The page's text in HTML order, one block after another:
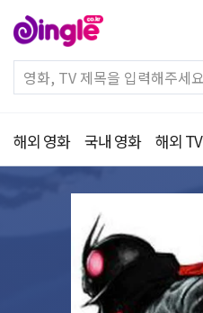
해외 영화 국내 영화 해외 TV